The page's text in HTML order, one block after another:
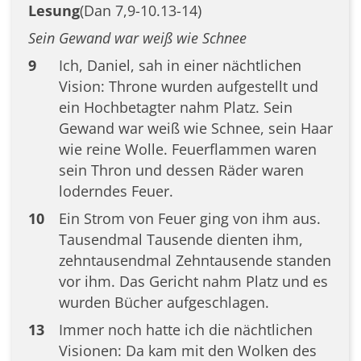
Lesung(Dan 7,9-10.13-14)
Sein Gewand war weiß wie Schnee
9
Ich, Daniel, sah in einer nächtlichen
Vision: Throne wurden aufgestellt und
ein Hochbetagter nahm Platz. Sein
Gewand war weiß wie Schnee, sein Haar
wie reine Wolle. Feuerflammen waren
sein Thron und dessen Räder waren
loderndes Feuer.
10
Ein Strom von Feuer ging von ihm aus.
Tausendmal Tausende dienten ihm,
zehntausendmal Zehntausende standen
vor ihm. Das Gericht nahm Platz und es
wurden Bücher aufgeschlagen.
13
Immer noch hatte ich die nächtlichen
Visionen: Da kam mit den Wolken des